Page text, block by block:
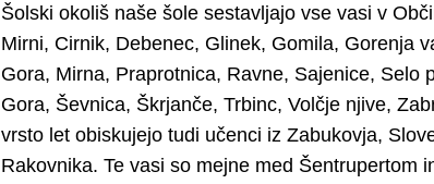
Šolski okoliš naše šole sestavljajo vse vasi v
Mirni, Cirnik, Debenec, Glinek, Gomila, Gorenja
Gora, Mirna, Praprotnica, Ravne, Sajenice, Selo
Gora, Ševnica, Škrjanče, Trbinc, Volčje njive,
vrsto let obiskujejo tudi učenci iz Zabukovja,
Rakovnika. Te vasi so mejne med Šentrupertom